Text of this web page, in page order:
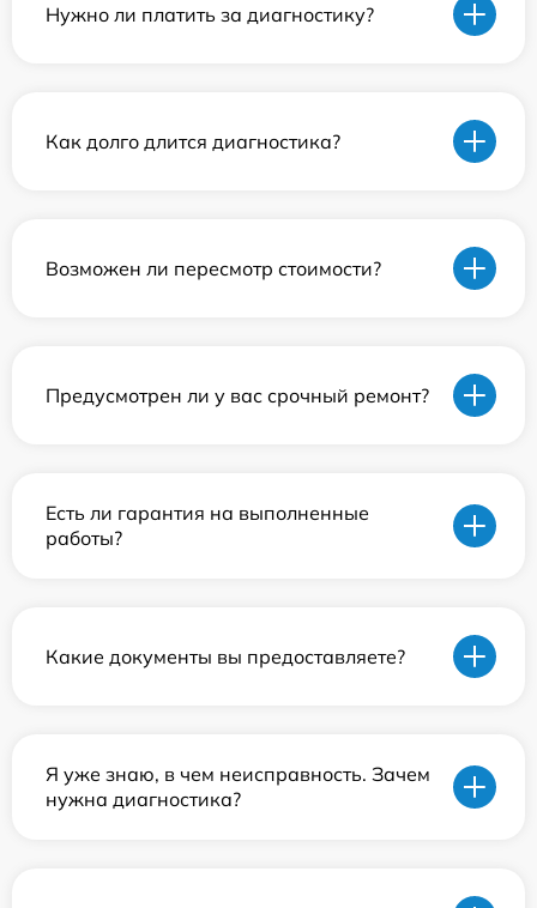
Нужно ли платить за диагностику?
Как долго длится диагностика?
Возможен ли пересмотр стоимости?
Предусмотрен ли у вас срочный ремонт?
Есть ли гарантия на выполненные
работы?
Какие документы вы предоставляете?
Я уже знаю, в чем неисправность. Зачем
нужна диагностика?